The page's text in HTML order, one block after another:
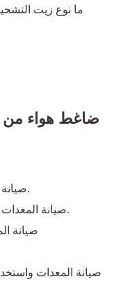
1) صيانة المعدات واختبارها في مصافي النفط.
2) صيانة المعدات واختبارها في محطات الطاقة النووية.